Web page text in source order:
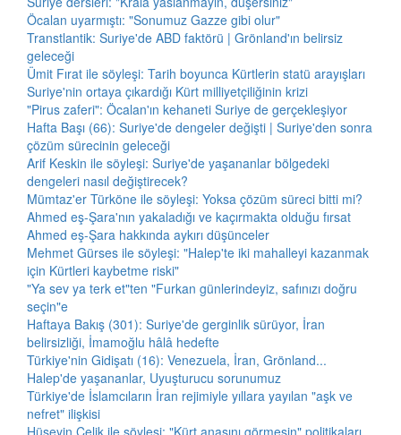
Öcalan uyarmıştı: "Sonumuz Gazze gibi olur"
Transtlantik: Suriye'de ABD faktörü | Grönland'ın belirsiz
geleceği
Ümit Fırat ile söyleşi: Tarih boyunca Kürtlerin statü arayışları
Suriye'nin ortaya çıkardığı Kürt milliyetçiliğinin krizi
"Pirus zaferi": Öcalan'ın kehaneti Suriye de gerçekleşiyor
Hafta Başı (66): Suriye'de dengeler değişti | Suriye'den sonra
çözüm sürecinin geleceği
Arif Keskin ile söyleşi: Suriye'de yaşananlar bölgedeki
dengeleri nasıl değiştirecek?
Mümtaz'er Türköne ile söyleşi: Yoksa çözüm süreci bitti mi?
Ahmed eş-Şara'nın yakaladığı ve kaçırmakta olduğu fırsat
Ahmed eş-Şara hakkında aykırı düşünceler
Mehmet Gürses ile söyleşi: "Halep'te iki mahalleyi kazanmak
için Kürtleri kaybetme riski"
"Ya sev ya terk et"ten "Furkan günlerindeyiz, safınızı doğru
seçin"e
Haftaya Bakış (301): Suriye'de gerginlik sürüyor, İran
belirsizliği, İmamoğlu hâlâ hedefte
Türkiye'nin Gidişatı (16): Venezuela, İran, Grönland...
Halep'de yaşananlar, Uyuşturucu sorunumuz
Türkiye'de İslamcıların İran rejimiyle yıllara yayılan "aşk ve
nefret" ilişkisi
Hüseyin Çelik ile söyleşi: "Kürt anasını görmesin" politikaları